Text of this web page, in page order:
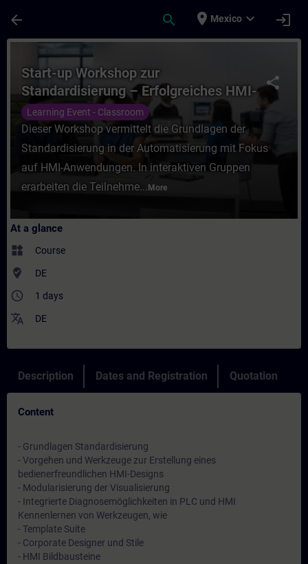
arrow_back search place Mexico expand_more login
Course - Start-up Workshop zur
share
Start-up Workshop zur
Standardisierung – Erfolgreiches HMI-
Design mit WinCC Unified
Learning Event - Classroom
Dieser Workshop vermittelt die Grundlagen der
Standardisierung in der Automatisierung mit Fokus
auf HMI-Anwendungen. In interaktiven Gruppen
erarbeiten die Teilnehme... More
At a glance
widgets Course
where_to_vote DE
access_time 1 days
translate DE
Description Dates and Registration Quotation
Content
- Grundlagen Standardisierung
- Vorgehen und Werkzeuge zur Erstellung eines
bedienerfreundlichen HMI-Designs
- Modularisierung der Visualisierung
- Integrierte Diagnosemöglichkeiten in PLC und HMI
Kennenlernen von Werkzeugen, wie
- Template Suite
- Corporate Designer und Stile
- HMI Bildbausteine